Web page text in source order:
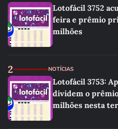
Lotofácil 3752
feira e prêmio
milhões
2 NOTÍCIAS
Lotofácil 3753:
dividem o
milhões nesta